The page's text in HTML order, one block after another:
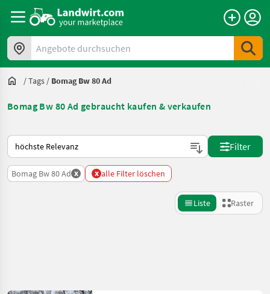
Angebote durchsuchen
/Tags / Bomag Bw 80 Ad
Bomag Bw 80 Ad gebraucht kaufen & verkaufen
So wird auf Landwirt.com sortiert
Filter
Bomag Bw 80 Ad x x alle Filter löschen
Liste Raster